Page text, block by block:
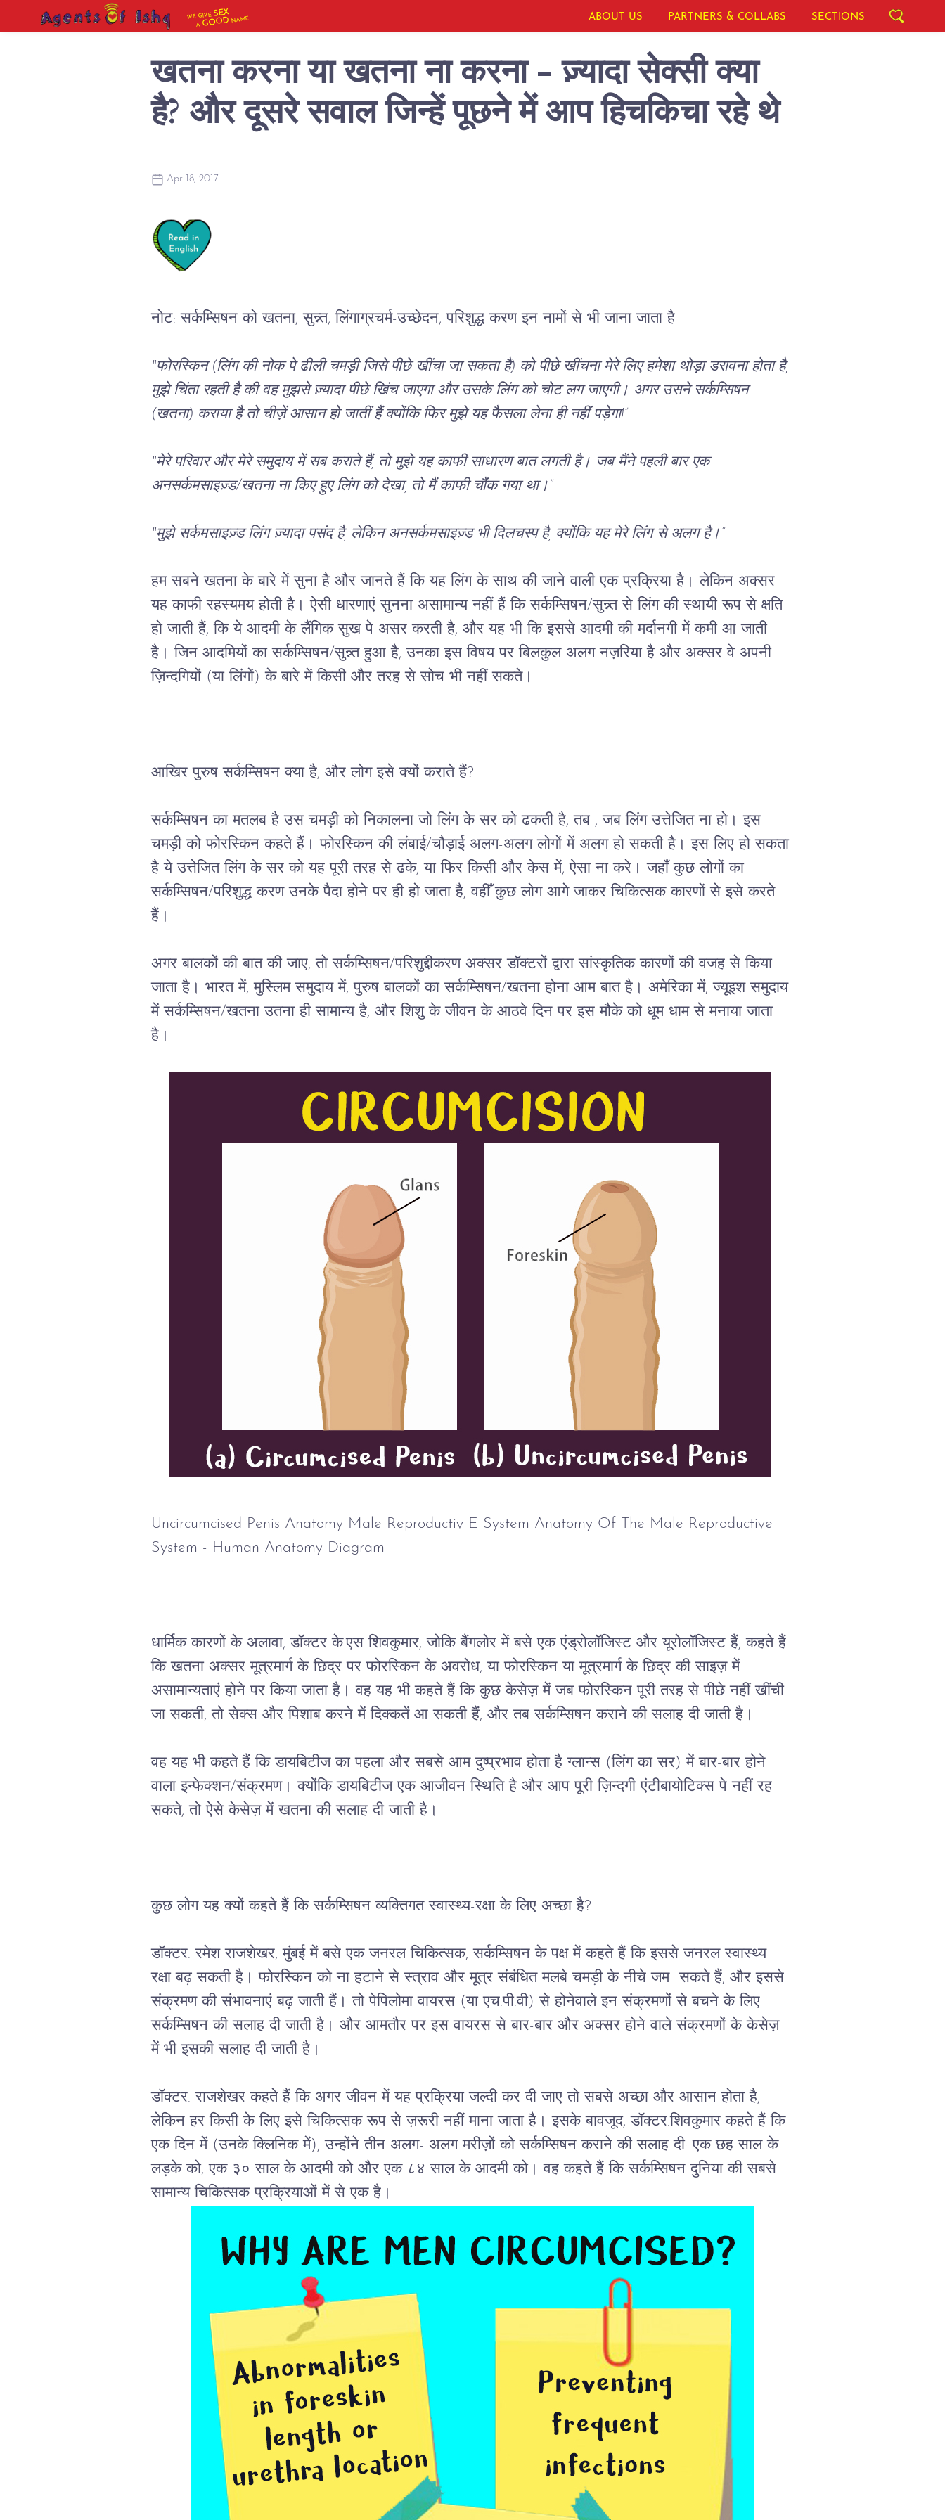
WE GIVESEX
AGOOD NAME ABOUT US PARTNERS & COLLABS SECTIONS
खतना करना या खतना ना करना - ज़्यादा सेक्सी क्या
है? और दूसरे सवाल जिन्हें पूछने में आप हिचकिचा रहे थे
Apr 18, 2017
नोट: सर्कम्सिषन को खतना, सुन्न्त, लिंगाग्रचर्म-उच्छेदन, परिशुद्ध करण इन नामों से भी जाना जाता है
"फोरस्किन (लिंग की नोक पे ढीली चमड़ी जिसे पीछे खींचा जा सकता है) को पीछे खींचना मेरे लिए हमेशा थोड़ा डरावना होता है,
मुझे चिंता रहती है की वह मुझसे ज़्यादा पीछे खिंच जाएगा और उसके लिंग को चोट लग जाएगी। अगर उसने सर्कम्सिषन
(खतना) कराया है तो चीज़ें आसान हो जातीं हैं क्योंकि फिर मुझे यह फैसला लेना ही नहीं पड़ेगा!”
"मेरे परिवार और मेरे समुदाय में सब कराते हैं, तो मुझे यह काफी साधारण बात लगती है। जब मैंने पहली बार एक
अनसर्कमसाइज़्ड/खतना ना किए हुए लिंग को देखा, तो मैं काफी चौंक गया था।”
"मुझे सर्कमसाइज़्ड लिंग ज़्यादा पसंद है, लेकिन अनसर्कमसाइज़्ड भी दिलचस्प है, क्योंकि यह मेरे लिंग से अलग है।”
हम सबने खतना के बारे में सुना है और जानते हैं कि यह लिंग के साथ की जाने वाली एक प्रक्रिया है। लेकिन अक्सर
यह काफी रहस्यमय होती है। ऐसी धारणाएं सुनना असामान्य नहीं हैं कि सर्कम्सिषन/सुन्न्त से लिंग की स्थायी रूप से क्षति
हो जाती हैं, कि ये आदमी के लैंगिक सुख पे असर करती है, और यह भी कि इससे आदमी की मर्दानगी में कमी आ जाती
है। जिन आदमियों का सर्कम्सिषन/सुन्न्त हुआ है, उनका इस विषय पर बिलकुल अलग नज़रिया है और अक्सर वे अपनी
ज़िन्दगियों (या लिंगों) के बारे में किसी और तरह से सोच भी नहीं सकते।
आखिर पुरुष सर्कम्सिषन क्या है, और लोग इसे क्यों कराते हैं?
सर्कम्सिषन का मतलब है उस चमड़ी को निकालना जो लिंग के सर को ढकती है, तब , जब लिंग उत्तेजित ना हो। इस
चमड़ी को फोरस्किन कहते हैं। फोरस्किन की लंबाई/चौड़ाई अलग-अलग लोगों में अलग हो सकती है। इस लिए हो सकता
है ये उत्तेजित लिंग के सर को यह पूरी तरह से ढके, या फिर किसी और केस में, ऐसा ना करे। जहाँ कुछ लोगों का
सर्कम्सिषन/परिशुद्ध करण उनके पैदा होने पर ही हो जाता है, वहीँ कुछ लोग आगे जाकर चिकित्सक कारणों से इसे करते
हैं।
अगर बालकों की बात की जाए, तो सर्कम्सिषन/परिशुद्दीकरण अक्सर डॉक्टरों द्वारा सांस्कृतिक कारणों की वजह से किया
जाता है। भारत में, मुस्लिम समुदाय में, पुरुष बालकों का सर्कम्सिषन/खतना होना आम बात है। अमेरिका में, ज्यूइश समुदाय
में सर्कम्सिषन/खतना उतना ही सामान्य है, और शिशु के जीवन के आठवे दिन पर इस मौके को धूम-धाम से मनाया जाता
है।
Uncircumcised Penis Anatomy Male Reproductiv E System Anatomy Of The Male Reproductive
System - Human Anatomy Diagram
धार्मिक कारणों के अलावा, डॉक्टर के.एस शिवकुमार, जोकि बैंगलोर में बसे एक एंड्रोलॉजिस्ट और यूरोलॉजिस्ट हैं, कहते हैं
कि खतना अक्सर मूत्रमार्ग के छिद्र पर फोरस्किन के अवरोध, या फोरस्किन या मूत्रमार्ग के छिद्र की साइज़ में
असामान्यताएं होने पर किया जाता है। वह यह भी कहते हैं कि कुछ केसेज़ में जब फोरस्किन पूरी तरह से पीछे नहीं खींची
जा सकती, तो सेक्स और पिशाब करने में दिक्कतें आ सकती हैं, और तब सर्कम्सिषन कराने की सलाह दी जाती है।
वह यह भी कहते हैं कि डायबिटीज का पहला और सबसे आम दुष्प्रभाव होता है ग्लान्स (लिंग का सर) में बार-बार होने
वाला इन्फेक्शन/संक्रमण। क्योंकि डायबिटीज एक आजीवन स्थिति है और आप पूरी ज़िन्दगी एंटीबायोटिक्स पे नहीं रह
सकते, तो ऐसे केसेज़ में खतना की सलाह दी जाती है।
कुछ लोग यह क्यों कहते हैं कि सर्कम्सिषन व्यक्तिगत स्वास्थ्य-रक्षा के लिए अच्छा है?
डॉक्टर. रमेश राजशेखर, मुंबई में बसे एक जनरल चिकित्सक, सर्कम्सिषन के पक्ष में कहते हैं कि इससे जनरल स्वास्थ्य-
रक्षा बढ़ सकती है। फोरस्किन को ना हटाने से स्त्राव और मूत्र-संबंधित मलबे चमड़ी के नीचे जम  सकते हैं, और इससे
संक्रमण की संभावनाएं बढ़ जाती हैं। तो पेपिलोमा वायरस (या एच.पी.वी) से होनेवाले इन संक्रमणों से बचने के लिए
सर्कम्सिषन की सलाह दी जाती है। और आमतौर पर इस वायरस से बार-बार और अक्सर होने वाले संक्रमणों के केसेज़
में भी इसकी सलाह दी जाती है।
डॉक्टर. राजशेखर कहते हैं कि अगर जीवन में यह प्रक्रिया जल्दी कर दी जाए तो सबसे अच्छा और आसान होता है,
लेकिन हर किसी के लिए इसे चिकित्सक रूप से ज़रूरी नहीं माना जाता है। इसके बावजूद, डॉक्टर.शिवकुमार कहते हैं कि
एक दिन में (उनके क्लिनिक में), उन्होंने तीन अलग- अलग मरीज़ों को सर्कम्सिषन कराने की सलाह दी: एक छह साल के
लड़के को, एक ३० साल के आदमी को और एक ८४ साल के आदमी को। वह कहते हैं कि सर्कम्सिषन दुनिया की सबसे
सामान्य चिकित्सक प्रक्रियाओं में से एक है।